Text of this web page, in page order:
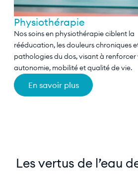
Physiothérapie
Nos soins en physiothérapie ciblent la
rééducation, les douleurs chroniques
pathologies du dos, visant à
autonomie, mobilité et qualité de vie.
En savoir plus
Les vertus de l’eau